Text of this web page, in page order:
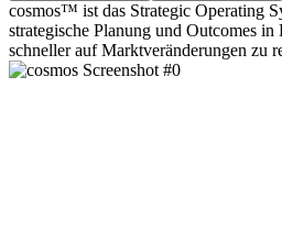
cosmos™ ist das Strategic Operating
strategische Planung und Outcomes
schneller auf Marktveränderungen zu